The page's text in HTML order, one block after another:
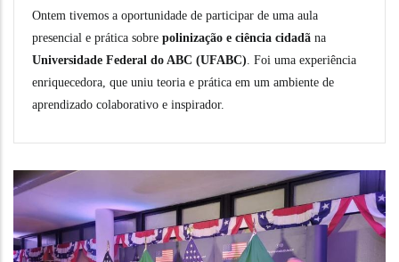
Ontem tivemos a oportunidade de participar de uma aula
presencial e prática sobre polinização e ciência cidadã na
Universidade Federal do ABC (UFABC). Foi uma experiência
enriquecedora, que uniu teoria e prática em um ambiente de
aprendizado colaborativo e inspirador.